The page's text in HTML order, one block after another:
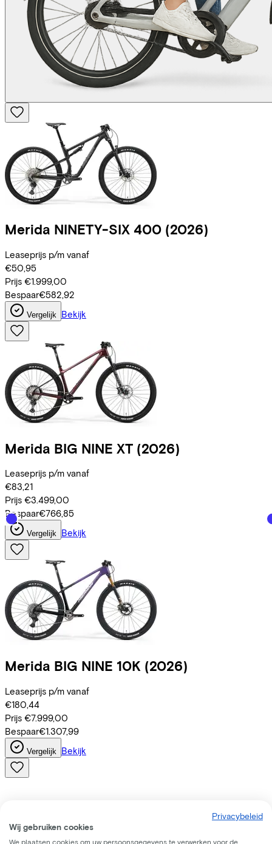
Merida NINETY-SIX 400 (2026)
Leaseprijs p/m vanaf
€50,95
Prijs €1.999,00
Bespaar€582,92
Vergelijk Bekijk
Merida BIG NINE XT (2026)
Leaseprijs p/m vanaf
€83,21
Prijs €3.499,00
Bespaar€766,85
Vergelijk Bekijk
Merida BIG NINE 10K (2026)
Leaseprijs p/m vanaf
€180,44
Prijs €7.999,00
Bespaar€1.307,99
Vergelijk Bekijk
Privacybeleid
Wij gebruiken cookies
We plaatsen cookies om uw persoonsgegevens te verwerken voor de